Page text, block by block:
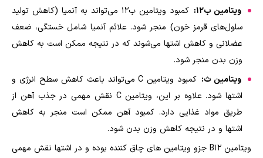
ویتامین ب۱۲:
کمبود ویتامین ب۱۲ می‌تواند به آنمیا (کاهش تولید
سلول‌های قرمز خون) منجر شود. علائم آنمیا شامل خستگی، ضعف
عضلانی و کاهش اشتها می‌شوند که در نتیجه ممکن است به کاهش
وزن بدن منجر شود.
ویتامین ث:
کمبود ویتامین C می‌تواند باعث کاهش سطح انرژی و
اشتها شود. علاوه بر این، ویتامین C نقش مهمی در جذب آهن از
طریق مواد غذایی دارد. کمبود آهن ممکن است منجر به کاهش
اشتها و در نتیجه کاهش وزن بدن شود.
ویتامین B12 جزو ویتامین های چاق کننده بوده و در اشتها نقش مهمی